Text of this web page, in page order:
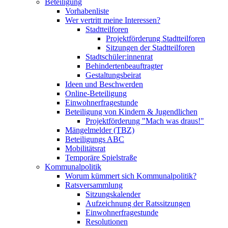
Beteiligung
Vorhabenliste
Wer vertritt meine Interessen?
Stadtteilforen
Projektförderung Stadtteilforen
Sitzungen der Stadtteilforen
Stadtschüler:innenrat
Behindertenbeauftragter
Gestaltungsbeirat
Ideen und Beschwerden
Online-Beteiligung
Einwohnerfragestunde
Beteiligung von Kindern & Jugendlichen
Projektförderung "Mach was draus!"
Mängelmelder (TBZ)
Beteiligungs ABC
Mobilitätsrat
Temporäre Spielstraße
Kommunalpolitik
Worum kümmert sich Kommunalpolitik?
Ratsversammlung
Sitzungskalender
Aufzeichnung der Ratssitzungen
Einwohnerfragestunde
Resolutionen